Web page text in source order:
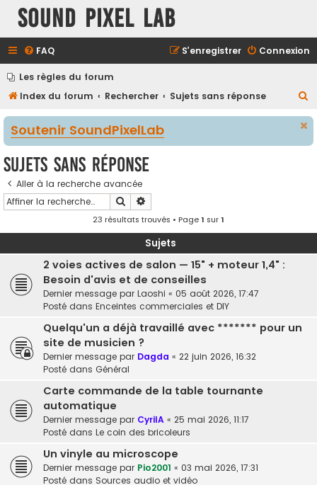
Sound Pixel Lab
FAQ Connexion
S’enregistrer
Les règles du forum
Index du forum
Rechercher Sujets sans réponse
e
Soutenir SoundPixelLab
Sujets sans réponse
Aller à la recherche avancée
Rechercher
23 résultats trouvés • Page1 sur1
Sujets
2 voies actives de salon — 15" + moteur 1,4" :
Besoin d'avis et de conseilles
Dernier message par Laoshi « 05 août 2026, 17:47
Posté dans Enceintes commerciales et DIY
Quelqu'un a déjà travaillé avec ******* pour un
site de musicien ?
Dernier message par Dagda « 22 juin 2026, 16:32
Posté dans Général
Carte commande de la table tournante
automatique
Dernier message par CyrilA « 25 mai 2026, 11:17
Posté dans Le coin des bricoleurs
Un vinyle au microscope
Dernier message par Pio2001 « 03 mai 2026, 17:31
Posté dans Sources audio et vidéo